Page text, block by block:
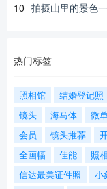
10 拍摄山里的景色
热门标签
照相馆 结婚登记照
镜头
海马体 微
会员
镜头推荐
全画幅
佳能 照
信达最美证件照
小